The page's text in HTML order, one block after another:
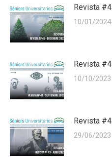
Revista
10/01/2024
Revista
10/10/2023
Revista
29/06/2023